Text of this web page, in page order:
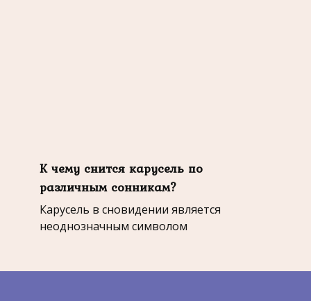
К чему снится карусель по
различным сонникам?
Карусель в сновидении является
неоднозначным символом